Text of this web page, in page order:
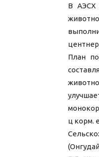
В АЭСХ
План
ц корм.